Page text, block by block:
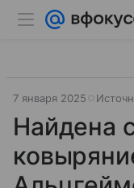
7 января 2025
Найдена